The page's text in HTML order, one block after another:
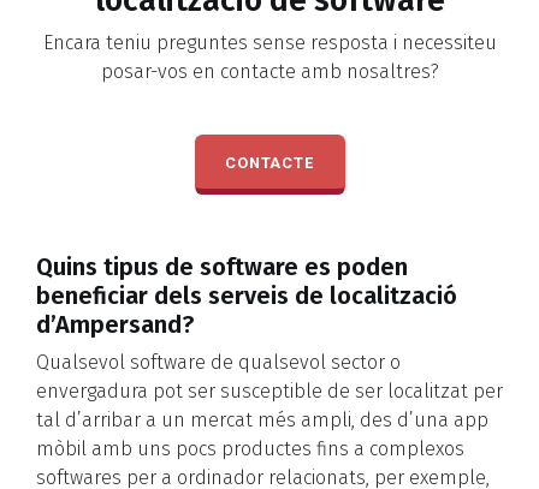
Encara teniu preguntes sense resposta i necessiteu
posar-vos en contacte amb nosaltres?
CONTACTE
Quins tipus de software es poden
beneficiar dels serveis de localització
d’Ampersand?
Qualsevol software de qualsevol sector o
envergadura pot ser susceptible de ser localitzat per
tal d’arribar a un mercat més ampli, des d’una app
mòbil amb uns pocs productes fins a complexos
softwares per a ordinador relacionats, per exemple,